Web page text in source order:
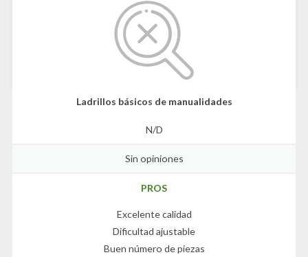
Ladrillos básicos de manualidades
N/D
Sin opiniones
PROS
Excelente calidad
Dificultad ajustable
Buen número de piezas